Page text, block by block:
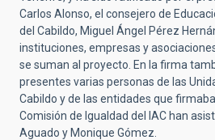
Carlos Alonso, el consejero de
del Cabildo, Miguel Ángel Pérez
instituciones, empresas y
se suman al proyecto. En la firma
presentes varias personas de las
Cabildo y de las entidades que
Comisión de Igualdad del IAC han
Aguado y Monique Gómez.